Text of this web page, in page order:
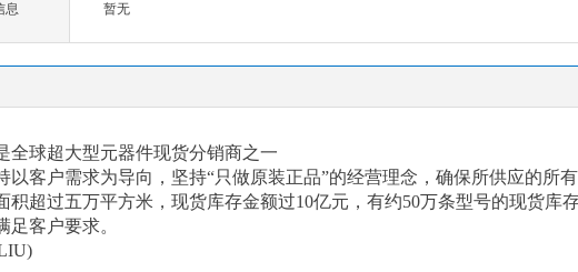
息 暂无
全球超大型元器件现货分销商之一
以客户需求为导向，坚持“只做原装正品”的经营理念，确保所供应的所
积超过五万平方米，现货库存金额过10亿元，有约50万条型号的现货库
客户要求。